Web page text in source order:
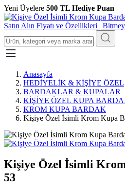
Yeni Üyelere 500 TL Hediye Puan
Anasayfa
HEDİYELİK & KİŞİYE ÖZEL
BARDAKLAR & KUPALAR
KİŞİYE ÖZEL KUPA
KROM KUPA BARDAK
Kişiye Özel İsimli Krom Kupa
Kişiye Özel İsimli
53